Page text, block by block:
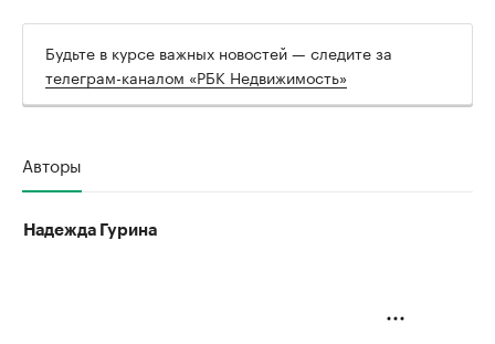
Будьте в курсе важных новостей — следите за
телеграм-каналом «РБК Недвижимость»
Авторы
Надежда Гурина